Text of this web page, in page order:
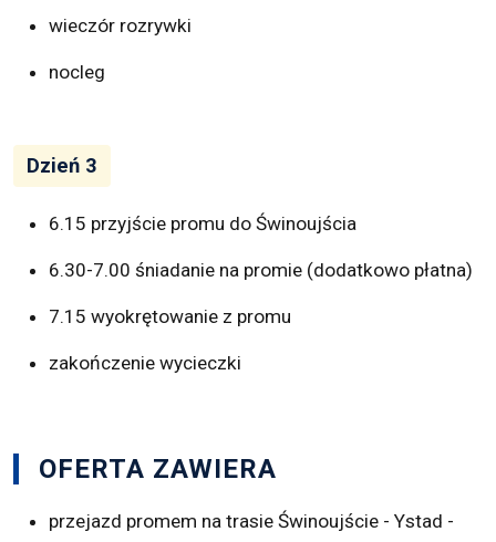
wieczór rozrywki
nocleg
Dzień 3
6.15 przyjście promu do Świnoujścia
6.30-7.00 śniadanie na promie (dodatkowo płatna)
7.15 wyokrętowanie z promu
zakończenie wycieczki
OFERTA ZAWIERA
przejazd promem na trasie Świnoujście - Ystad -